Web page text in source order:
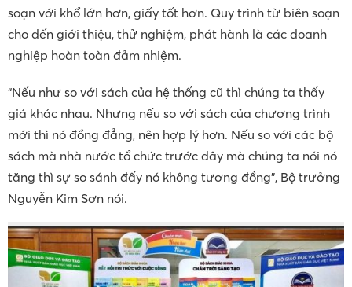
soạn với khổ lớn hơn, giấy tốt hơn. Quy trình từ biên soạn
cho đến giới thiệu, thử nghiệm, phát hành là các doanh
nghiệp hoàn toàn đảm nhiệm.
“Nếu như so với sách của hệ thống cũ thì chúng ta thấy
giá khác nhau. Nhưng nếu so với sách của chương trình
mới thì nó đồng đẳng, nên hợp lý hơn. Nếu so với các bộ
sách mà nhà nước tổ chức trước đây mà chúng ta nói nó
tăng thì sự so sánh đấy nó không tương đồng”, Bộ trưởng
Nguyễn Kim Sơn nói.